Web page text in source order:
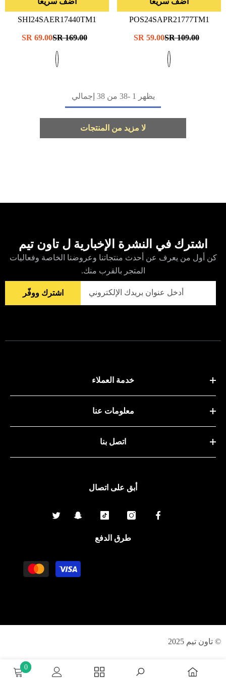
POS24SAPR21777TM1
- البحرية
سعر
109.00 SR
سعر
59.00 SR
SHI24SAER17440TM1
- WHT/GEOM
سعر
169.00 SR
سعر
69.00 SR
يظهر 1
-
38 من 38 إجمالي
لا مزيد من المنتجات
اشترك في النشرة الإخبارية ل تاون تيم
كن أول من يعرف عن أحدث منتجاتنا وعروضنا الخاصة وفعاليات
المتجر بالقرب منك.
اشترك ووفّر
خدمة العملاء
معلومات عنا
اتصل بنا
أبق على اتصال
طرق الدفع
© تاون تيم 2025
0